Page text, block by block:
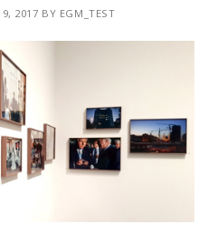
2017 BY EGM_TEST